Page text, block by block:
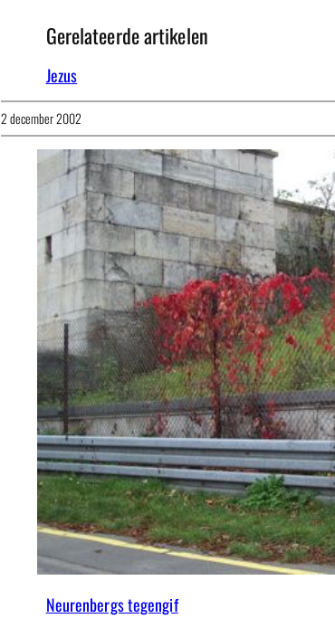
Gerelateerde artikelen
Jezus
2 december 2002
Neurenbergs tegengif